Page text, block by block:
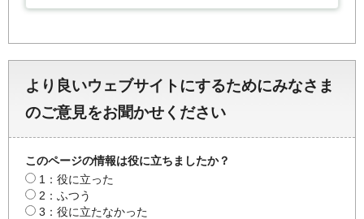
より良いウェブサイトにするためにみなさま
のご意見をお聞かせください
このページの情報は役に立ちましたか？
1：役に立った
2：ふつう
3：役に立たなかった